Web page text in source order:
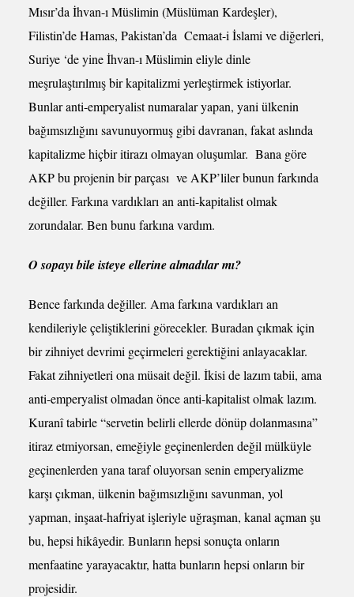
Mısır’da İhvan-ı Müslimin (Müslüman Kardeşler),
Filistin’de Hamas, Pakistan’da Cemaat-i İslami ve diğerleri,
Suriye ‘de yine İhvan-ı Müslimin eliyle dinle
meşrulaştırılmış bir kapitalizmi yerleştirmek istiyorlar.
Bunlar anti-emperyalist numaralar yapan, yani ülkenin
bağımsızlığını savunuyormuş gibi davranan, fakat aslında
kapitalizme hiçbir itirazı olmayan oluşumlar. Bana göre
AKP bu projenin bir parçası ve AKP’liler bunun farkında
değiller. Farkına vardıkları an anti-kapitalist olmak
zorundalar. Ben bunu farkına vardım.
O sopayı bile isteye ellerine almadılar mı?
Bence farkında değiller. Ama farkına vardıkları an
kendileriyle çeliştiklerini görecekler. Buradan çıkmak için
bir zihniyet devrimi geçirmeleri gerektiğini anlayacaklar.
Fakat zihniyetleri ona müsait değil. İkisi de lazım tabii, ama
anti-emperyalist olmadan önce anti-kapitalist olmak lazım.
Kuranî tabirle “servetin belirli ellerde dönüp dolanmasına”
itiraz etmiyorsan, emeğiyle geçinenlerden değil mülküyle
geçinenlerden yana taraf oluyorsan senin emperyalizme
karşı çıkman, ülkenin bağımsızlığını savunman, yol
yapman, inşaat-hafriyat işleriyle uğraşman, kanal açman şu
bu, hepsi hikâyedir. Bunların hepsi sonuçta onların
menfaatine yarayacaktır, hatta bunların hepsi onların bir
projesidir.